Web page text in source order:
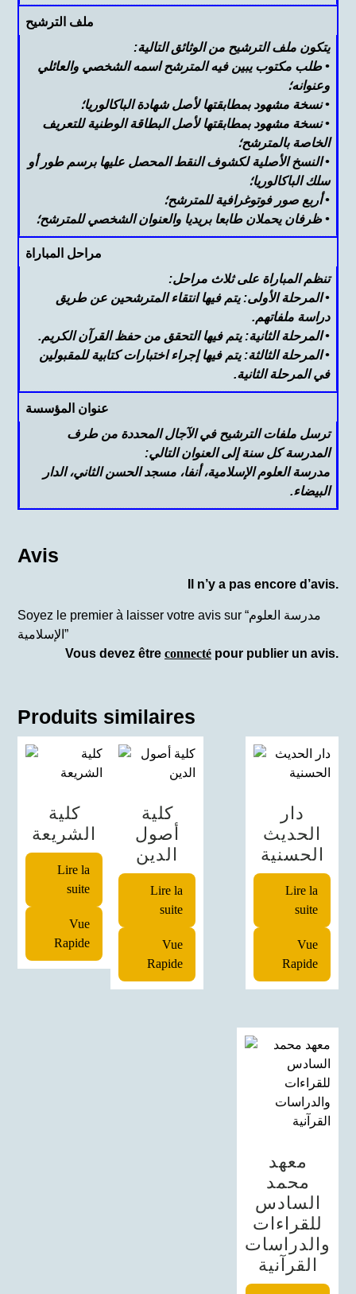
ملف الترشيح
يتكون ملف الترشيح من الوثائق التالية:
• طلب مكتوب يبين فيه المترشح اسمه الشخصي والعائلي
وعنوانه؛
• نسخة مشهود بمطابقتها لأصل شهادة الباكالوريا؛
• نسخة مشهود بمطابقتها لأصل البطاقة الوطنية للتعريف
الخاصة بالمترشح؛
• النسخ الأصلية لكشوف النقط المحصل عليها برسم طور أو
سلك الباكالوريا؛
• أربع صور فوتوغرافية للمترشح؛
• ظرفان يحملان طابعا بريديا والعنوان الشخصي للمترشح؛
مراحل المباراة
تنظم المباراة على ثلاث مراحل:
• المرحلة الأولى: يتم فيها انتقاء المترشحين عن طريق
دراسة ملفاتهم.
• المرحلة الثانية: يتم فيها التحقق من حفظ القرآن الكريم.
• المرحلة الثالثة: يتم فيها إجراء اختبارات كتابية للمقبولين
في المرحلة الثانية.
عنوان المؤسسة
ترسل ملفات الترشيح في الآجال المحددة من طرف
المدرسة كل سنة إلى العنوان التالي:
مدرسة العلوم الإسلامية، أنفا، مسجد الحسن الثاني، الدار
البيضاء.
Avis
Il n’y a pas encore d’avis.
Soyez le premier à laisser votre avis sur “مدرسة العلوم
الإسلامية”
Vous devez être connecté pour publier un avis.
Produits similaires
كلية
الشريعة
Lire la
suite
Vue
Rapide
دار
الحديث
الحسنية
Lire la
suite
Vue
Rapide
كلية
أصول
الدين
Lire la
suite
Vue
Rapide
معهد
محمد
السادس
للقراءات
والدراسات
القرآنية